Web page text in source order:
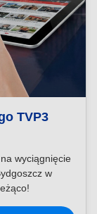
TVP3
wyciągnięcie
w